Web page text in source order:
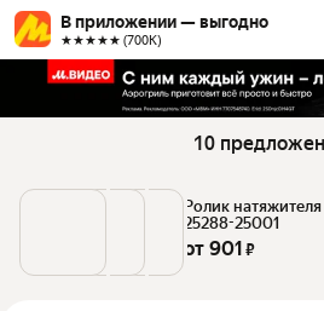
В приложении — выгодно
★★★★★ (700К)
10
Ролик
25288-25001
от 901 ₽